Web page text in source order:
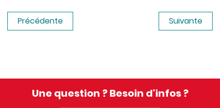
Précédente Suivante
Une question ? Besoin d'infos ?